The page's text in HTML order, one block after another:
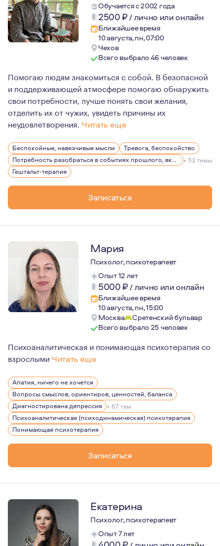
Обучается с 2002 года
2500₽/лично или онлайн
Ближайшее время
10 августа, пн, 07:00
Чехов
Всего выбрало 46 человек
Помогаю людям знакомиться с собой. В безопасной
и поддерживающей атмосфере помогаю обнаружить
свои потребности, лучше понять свои желания,
отделить их от чужих, увидеть причины их
неудовлетворения. Читать еще
Психологическое образование я получил в военном
Занимаюсь профилактикой зависимостей среди
Являюсь психологом в проекте психологической
Увлечён пешим горным туризмом, люблю архитектуру
Я женат, отец восьмилетнего сына.
Беспокойные, навязчивые мысли
Тревога, беспокойство
Потребность разобраться в событиях прошлого, включая детство
+ 52 темы
Гештальт-терапия
Записаться
Мария
Психолог, психотерапевт
Опыт 12 лет
5000₽/лично или онлайн
Ближайшее время
10 августа, пн, 15:00
Москва
Сретенский бульвар
Всего выбрало 25 человек
Психоаналитическая и понимающая психотерапия со
взрослыми Читать еще
Я начала изучать психотерапию в 2009 году, а мое
Являюсь членом-соучредителем Ассоциации
Апатия, ничего не хочется
Вопросы смыслов, ориентиров, ценностей, баланса
Диагностирована депрессия + 67 тем
Психоаналитическая (психодинамическая) психотерапия
Понимающая психотерапия
Записаться
Екатерина
Психолог, психотерапевт
Опыт 7 лет